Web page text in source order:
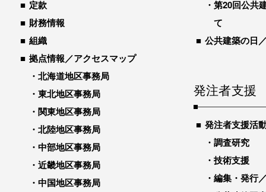
定款
財務情報
組織
拠点情報／アクセスマップ
北海道地区事務局
東北地区事務局
関東地区事務局
北陸地区事務局
中部地区事務局
近畿地区事務局
中国地区事務局
第20回公共
て
公共建築の日
発注者支援
発注者支援活
調査研究
技術支援
編集・発行